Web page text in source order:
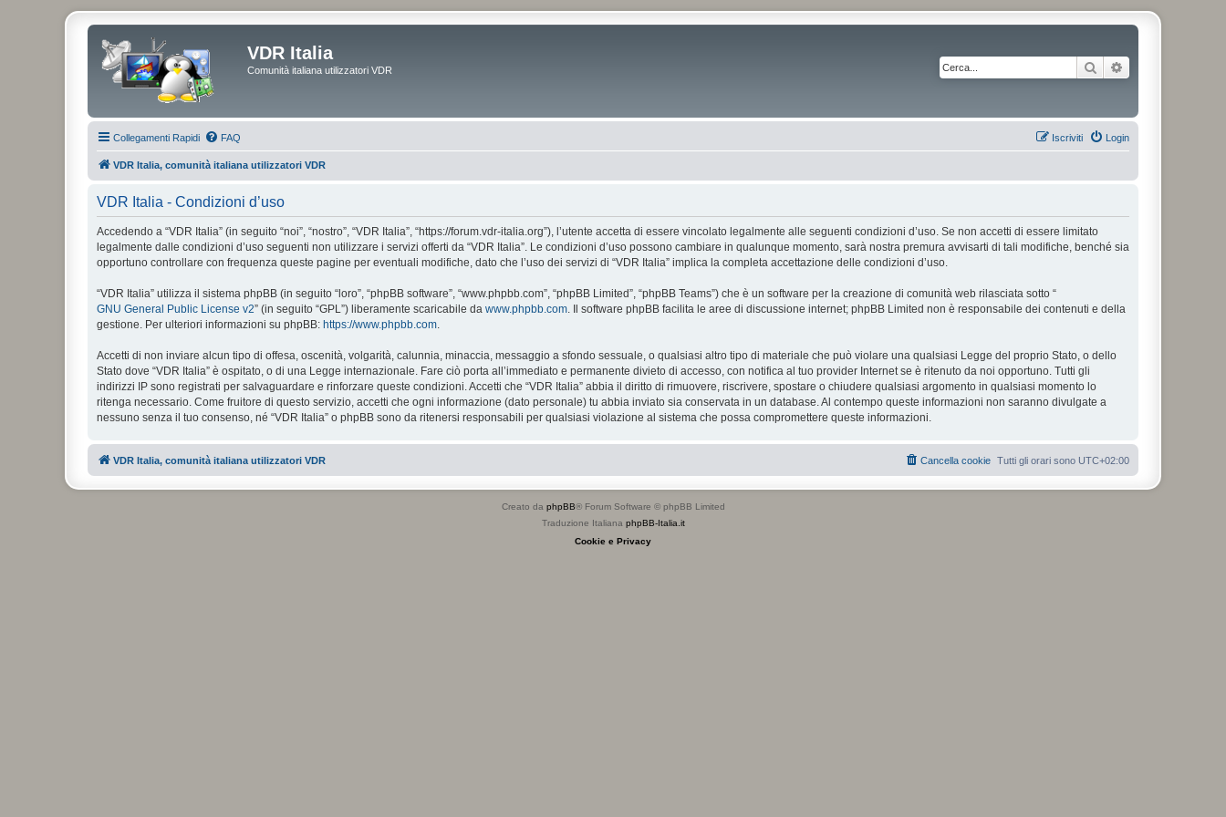
VDR Italia
Comunità italiana utilizzatori VDR Cerca
Collegamenti Rapidi FAQ Login
Iscriviti
VDR Italia, comunità italiana utilizzatori VDR
VDR Italia - Condizioni d’uso
Accedendo a “VDR Italia” (in seguito “noi”, “nostro”, “VDR Italia”, “https://forum.vdr-italia.org”), l’utente accetta di essere vincolato legalmente alle seguenti condizioni d’uso. Se non accetti di essere limitato
legalmente dalle condizioni d’uso seguenti non utilizzare i servizi offerti da “VDR Italia”. Le condizioni d’uso possono cambiare in qualunque momento, sarà nostra premura avvisarti di tali modifiche, benché sia
opportuno controllare con frequenza queste pagine per eventuali modifiche, dato che l’uso dei servizi di “VDR Italia” implica la completa accettazione delle condizioni d’uso.
“VDR Italia” utilizza il sistema phpBB (in seguito “loro”, “phpBB software”, “www.phpbb.com”, “phpBB Limited”, “phpBB Teams”) che è un software per la creazione di comunità web rilasciata sotto “
GNU General Public License v2” (in seguito “GPL”) liberamente scaricabile da www.phpbb.com. Il software phpBB facilita le aree di discussione internet; phpBB Limited non è responsabile dei contenuti e della
gestione. Per ulteriori informazioni su phpBB: https://www.phpbb.com.
Accetti di non inviare alcun tipo di offesa, oscenità, volgarità, calunnia, minaccia, messaggio a sfondo sessuale, o qualsiasi altro tipo di materiale che può violare una qualsiasi Legge del proprio Stato, o dello
Stato dove “VDR Italia” è ospitato, o di una Legge internazionale. Fare ciò porta all’immediato e permanente divieto di accesso, con notifica al tuo provider Internet se è ritenuto da noi opportuno. Tutti gli
indirizzi IP sono registrati per salvaguardare e rinforzare queste condizioni. Accetti che “VDR Italia” abbia il diritto di rimuovere, riscrivere, spostare o chiudere qualsiasi argomento in qualsiasi momento lo
ritenga necessario. Come fruitore di questo servizio, accetti che ogni informazione (dato personale) tu abbia inviato sia conservata in un database. Al contempo queste informazioni non saranno divulgate a
nessuno senza il tuo consenso, né “VDR Italia” o phpBB sono da ritenersi responsabili per qualsiasi violazione al sistema che possa compromettere queste informazioni.
VDR Italia, comunità italiana utilizzatori VDR Tutti gli orari sono UTC+02:00
Cancella cookie
Creato da phpBB® Forum Software © phpBB Limited
Traduzione Italiana phpBB-Italia.it
Cookie e Privacy